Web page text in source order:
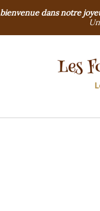
bienvenue dans notre